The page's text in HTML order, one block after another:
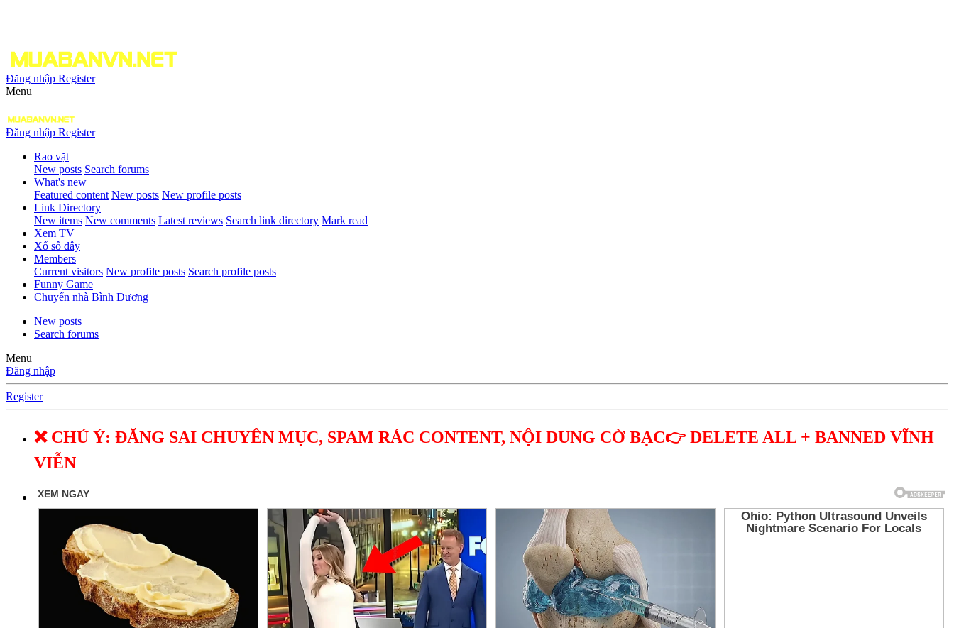
Đăng nhập Register
Menu
Đăng nhập Register
Rao vặt
New posts Search forums
What's new
Featured content New posts New profile posts
Link Directory
New items New comments Latest reviews Search link directory Mark read
Xem TV
Xổ số đây
Members
Current visitors New profile posts Search profile posts
Funny Game
Chuyển nhà Bình Dương
New posts
Search forums
Menu
Đăng nhập
Register
❌ CHÚ Ý: ĐĂNG SAI CHUYÊN MỤC, SPAM RÁC CONTENT, NỘI DUNG CỜ BẠC👉 DELETE ALL + BANNED VĨNH
VIỄN